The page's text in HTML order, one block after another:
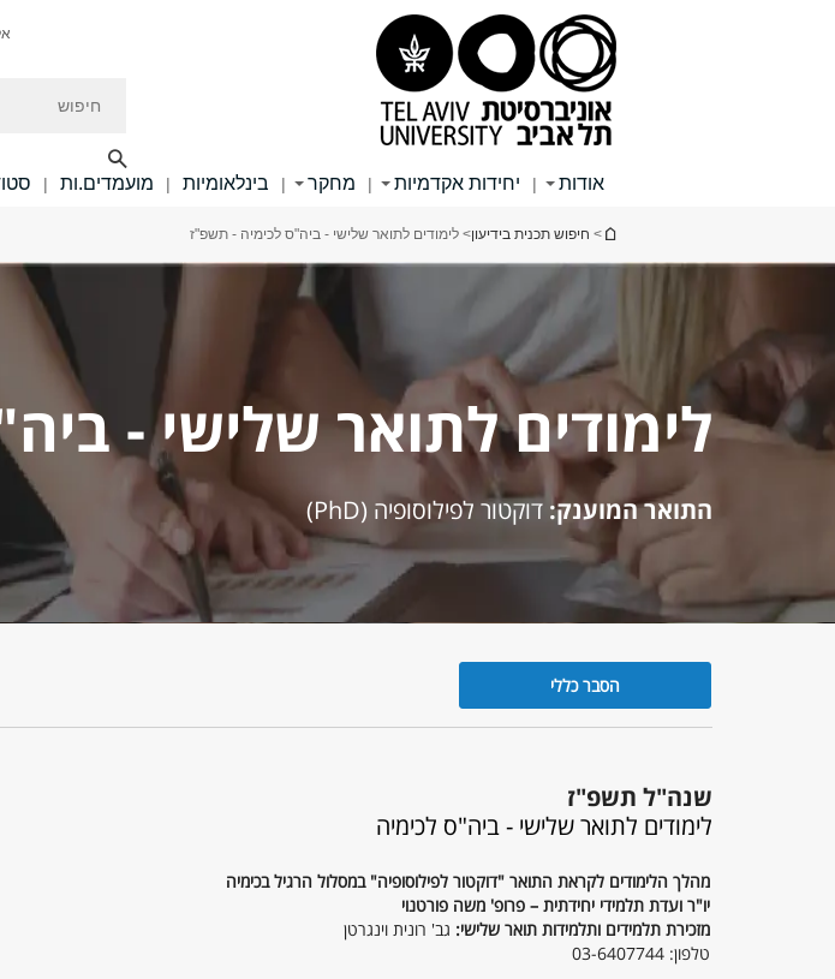
אודות | יחידות אקדמיות | מחקר | בינלאומיות | מועמדים.ות |
הינך נמצא כאן
> חיפוש תכנית בידיעון> לימודים לתואר שלישי - ביה"ס לכימיה - תשפ"ז
לימודים לתואר שלישי -
התואר המוענק: דוקטור לפילוסופיה (PhD)
הסבר כללי
שנה"ל תשפ"ז
לימודים לתואר שלישי - ביה"ס לכימיה
מהלך הלימודים לקראת התואר "דוקטור לפילוסופיה" במסלול הרגיל בכימיה
יו"ר ועדת תלמידי יחידתית – פרופ' משה פורטנוי
מזכירת תלמידים ותלמידות תואר שלישי: גב' רונית וינגרטן
טלפון: 03-6407744